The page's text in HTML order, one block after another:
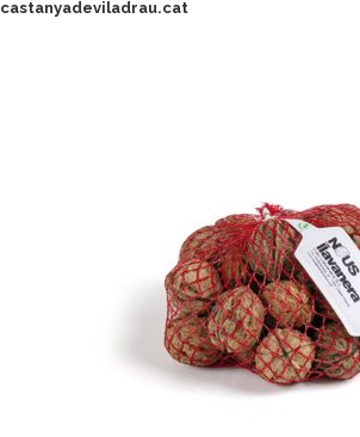
castanyadeviladrau.cat